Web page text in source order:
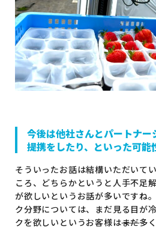
今後は他社さんとパートナ
提携をしたり、といった可能
そういったお話は結構いただいて
ころ、どちらかというと人手不足
が欲しいというお話が多いですね
ク分野については、まだ見る目が
クを欲しいというお客様はまだ多